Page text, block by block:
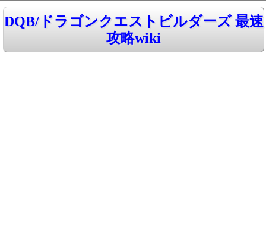
DQB/ドラゴンクエストビルダーズ 最速
攻略wiki